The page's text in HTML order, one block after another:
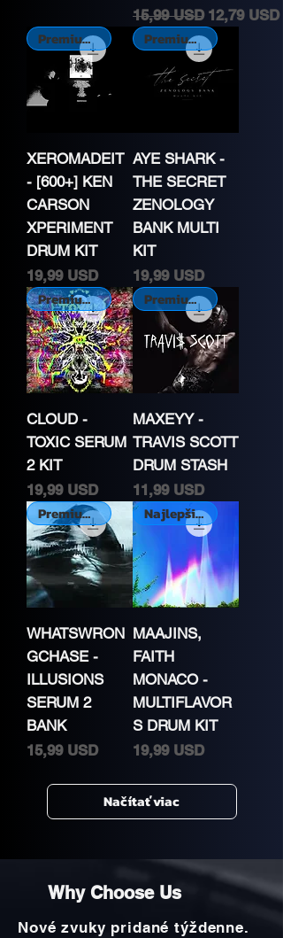
Normálna cena
15,99 USD Zľavnená
12,79 USD
Premium Kit
XEROMADEIT
- [600+] KEN
CARSON
XPERIMENT
DRUM KIT
Cena
19,99 USD
Premium Kit
AYE SHARK -
THE SECRET
ZENOLOGY
BANK MULTI
KIT
Cena
19,99 USD
Premium Kit
CLOUD -
TOXIC SERUM
2 KIT
Cena
19,99 USD
Premium Kit
MAXEYY -
TRAVIS SCOTT
DRUM STASH
Cena
11,99 USD
Premium Kit
WHATSWRON
GCHASE -
ILLUSIONS
SERUM 2
BANK
Cena
15,99 USD
Najlepšie hodnotené
MAAJINS,
FAITH
MONACO -
MULTIFLAVOR
S DRUM KIT
Cena
19,99 USD
Načítať viac
Why Choose Us
Nové zvuky pridané týždenne.